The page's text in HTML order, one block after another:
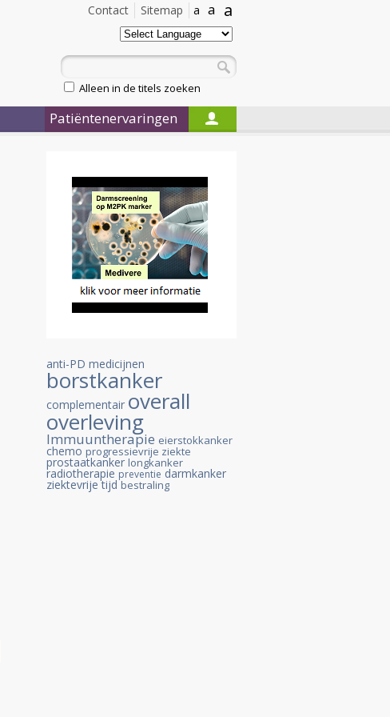
a
a
a
Sitemap
Contact
Alleen in de titels zoeken
Patiëntenervaringen
anti-PD medicijnen
borstkanker
complementair overall
overleving
Immuuntherapie eierstokkanker
chemo progressievrije ziekte
prostaatkanker longkanker
radiotherapie preventie darmkanker
ziektevrije tijd bestraling